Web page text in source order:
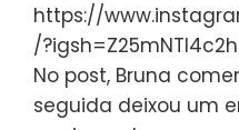
https://
/
No post, Bruna
seguida deixou um